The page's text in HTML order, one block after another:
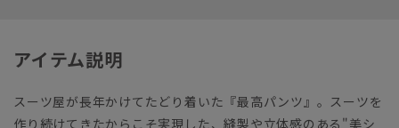
アイテム説明
スーツ屋が長年かけてたどり着いた『最高パンツ』。スーツを
作り続けてきたからこそ実現した、縫製や立体感のある"美シ